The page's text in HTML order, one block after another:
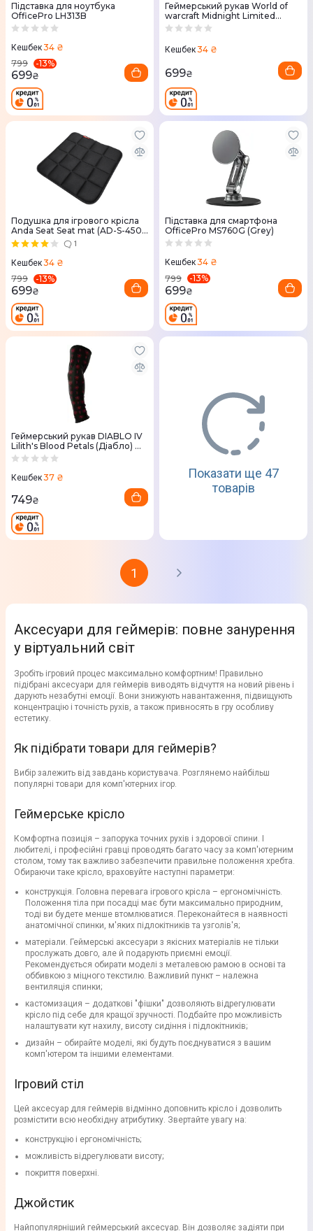
Підставка для ноутбука
OfficePro LH313B
Кешбек34 ₴
799
-13%
699₴
Геймерський рукав World of
warcraft Midnight Limited
Edition, S
Кешбек34 ₴
699₴
Подушка для ігрового крісла
Anda Seat Seat mat (AD-S-450-
01)
1
Кешбек34 ₴
799
-13%
699₴
Підставка для смартфона
OfficePro MS760G (Grey)
Кешбек34 ₴
799
-13%
699₴
Геймерський рукав DIABLO IV
Lilith's Blood Petals (Діабло) M
Black
Кешбек37 ₴
749₴
Показати ще 47
товарів
1
Аксесуари для геймерів: повне занурення
у віртуальний світ
Зробіть ігровий процес максимально комфортним! Правильно
підібрані аксесуари для геймерів виводять відчуття на новий рівень і
дарують незабутні емоції. Вони знижують навантаження, підвищують
концентрацію і точність рухів, а також привносять в гру особливу
естетику.
Як підібрати товари для геймерів?
Вибір залежить від завдань користувача. Розглянемо найбільш
популярні товари для комп'ютерних ігор.
Геймерське крісло
Комфортна позиція – запорука точних рухів і здорової спини. І
любителі, і професійні гравці проводять багато часу за комп'ютерним
столом, тому так важливо забезпечити правильне положення хребта.
Обираючи таке крісло, враховуйте наступні параметри:
конструкція. Головна перевага ігрового крісла – ергономічність.
Положення тіла при посадці має бути максимально природним,
тоді ви будете менше втомлюватися. Переконайтеся в наявності
анатомічної спинки, м'яких підлокітників та узголів'я;
матеріали. Геймерські аксесуари з якісних матеріалів не тільки
прослужать довго, але й подарують приємні емоції.
Рекомендується обирати моделі з металевою рамою в основі та
оббивкою з міцного текстилю. Важливий пункт – належна
вентиляція спинки;
кастомизация – додаткові "фішки" дозволяють відрегулювати
крісло під себе для кращої зручності. Подбайте про можливість
налаштувати кут нахилу, висоту сидіння і підлокітників;
дизайн – обирайте моделі, які будуть поєднуватися з вашим
комп'ютером та іншими елементами.
Ігровий стіл
Цей аксесуар для геймерів відмінно доповнить крісло і дозволить
розмістити всю необхідну атрибутику. Звертайте увагу на:
конструкцію і ергономічність;
можливість відрегулювати висоту;
покриття поверхні.
Джойстик
Найпопулярніший геймерський аксесуар. Він дозволяє задіяти при